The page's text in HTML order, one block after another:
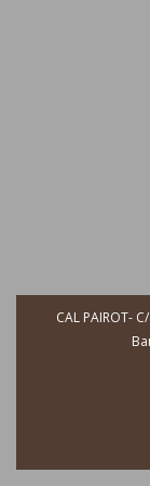
CAL PAIROT-